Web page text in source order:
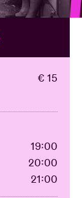
€ 15
19:00
20:00
21:00